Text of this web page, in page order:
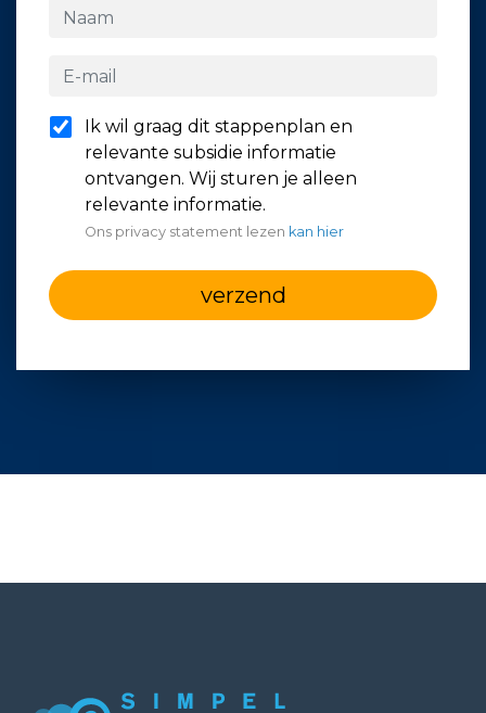
Ik wil graag dit stappenplan en
relevante subsidie informatie
ontvangen. Wij sturen je alleen
relevante informatie.
Ons privacy statement lezen kan hier
verzend